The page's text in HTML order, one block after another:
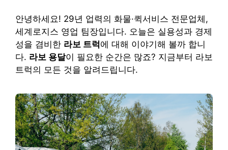
안녕하세요! 29년 업력의 화물·퀵서비스 전문업체,
세계로지스 영업 팀장입니다. 오늘은 실용성과 경제
성을 겸비한 라보 트럭에 대해 이야기해 볼까 합니
다. 라보 용달이 필요한 순간은 많죠? 지금부터 라보
트럭의 모든 것을 알려드립니다.